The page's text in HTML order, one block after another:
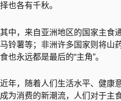
择也各有千秋。
其中，来自亚洲地区的国家主食
马铃薯等；非洲许多国家则将山
食也永远都是最后的“主角”。
近年，随着人们生活水平、健康
成为消费的新潮流，人们对于主